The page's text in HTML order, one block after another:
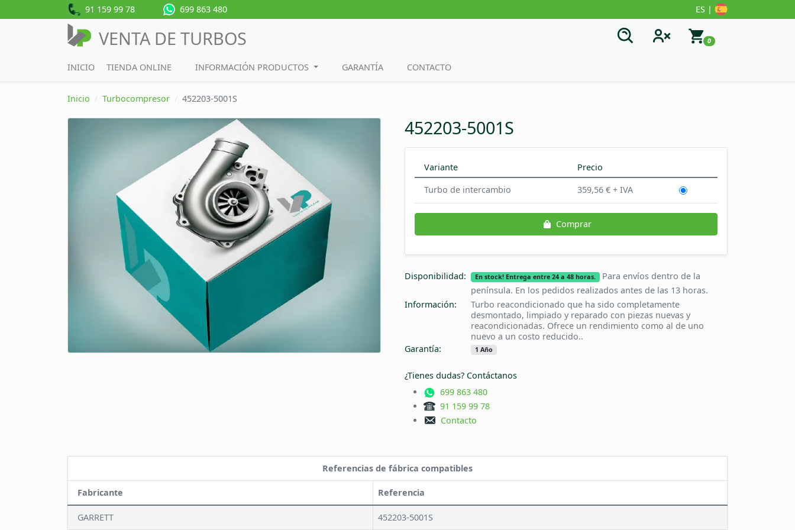
91 159 99 78 699 863 480 ES |
VENTA DE TURBOS 0
INICIO TIENDA ONLINE INFORMACIÓN PRODUCTOS GARANTÍA CONTACTO
Inicio Turbocompresor 452203-5001S
452203-5001S
Variante
Precio
Turbo de intercambio
359,56 € + IVA
Comprar
Disponibilidad: En stock! Entrega entre 24 a 48 horas.
Para envíos dentro de la
península. En los pedidos realizados antes de las 13 horas.
Información:
Turbo reacondicionado que ha sido completamente
desmontado, limpiado y reparado con piezas nuevas y
reacondicionadas. Ofrece un rendimiento como al de uno
nuevo a un costo reducido..
Garantía:
1 Año
¿Tienes dudas? Contáctanos
699 863 480
91 159 99 78
Contacto
Referencias de fábrica compatibles
Fabricante Referencia
GARRETT 452203-5001S